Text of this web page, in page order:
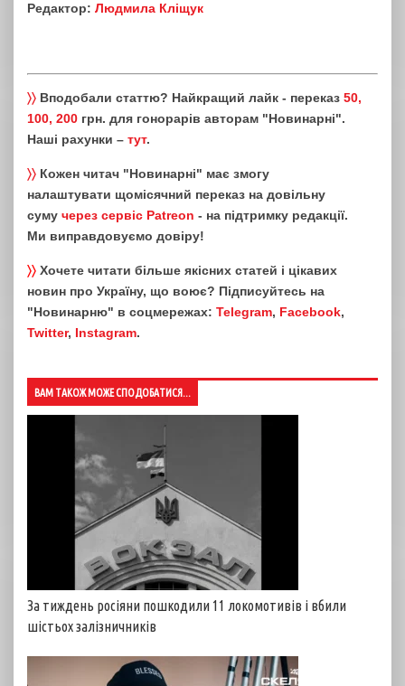
Редактор: Людмила Кліщук
〉〉 Вподобали статтю? Найкращий лайк - переказ 50,
100, 200 грн. для гонорарів авторам "Новинарні".
Наші рахунки – тут.
〉〉 Кожен читач "Новинарні" має змогу
налаштувати щомісячний переказ на довільну
суму через сервіс Patreon - на підтримку редакції.
Ми виправдовуємо довіру!
〉〉 Хочете читати більше якісних статей і цікавих
новин про Україну, що воює? Підписуйтесь на
"Новинарню" в соцмережах: Telegram, Facebook,
Twitter, Instagram.
ВАМ ТАКОЖ МОЖЕ СПОДОБАТИСЯ...
За тиждень росіяни пошкодили 11 локомотивів і вбили
шістьох залізничників